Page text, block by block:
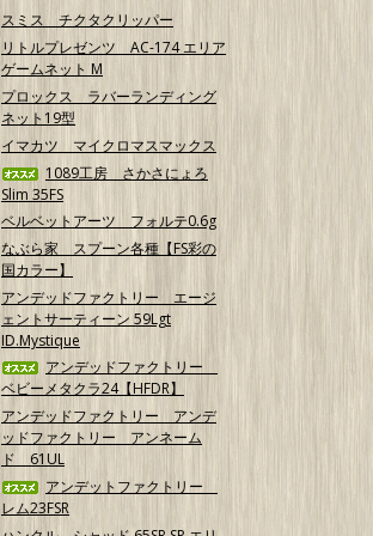
スミス チクタクリッパー
リトルプレゼンツ AC-174 エリア
ゲームネット M
プロックス ラバーランディング
ネット19型
イマカツ マイクロマスマックス
1089工房 さかさにょろ
Slim 35FS
ベルベットアーツ フォルテ0.6g
なぶら家 スプーン各種【FS彩の
国カラー】
アンデッドファクトリー エージ
ェントサーティーン 59Lgt
ID.Mystique
アンデッドファクトリー
ベビーメタクラ24【HFDR】
アンデッドファクトリー アンデ
ッドファクトリー アンネーム
ド 61UL
アンデットファクトリー
レム23FSR